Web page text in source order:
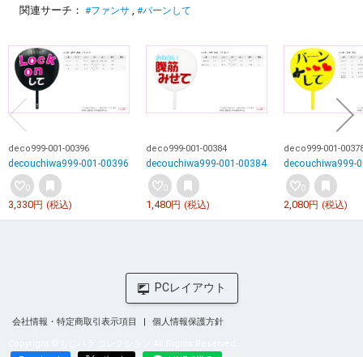
関連サーチ： #ファンサ #バーンして
deco999-001-00396
decouchiwa999-001-00396
0
3,330円 (税込)
deco999-001-00384
decouchiwa999-001-00384
0
1,480円 (税込)
deco999-001-
decouchiwa999-
0
2,080円 (税込)
会社情報・特定商取引表示項目 個人情報保護方針